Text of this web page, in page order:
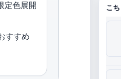
定色展開
すすめ
こ